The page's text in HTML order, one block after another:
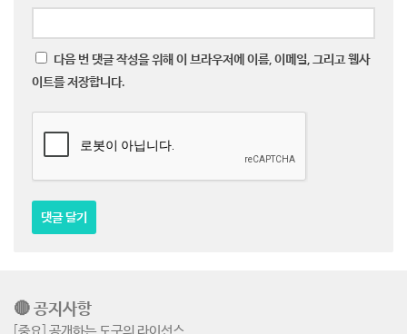
다음 번 댓글 작성을 위해 이 브라우저에 이름, 이메일, 그리고 웹사
이트를 저장합니다.
🔴 공지사항
[중요] 공개하는 도구의 라이선스